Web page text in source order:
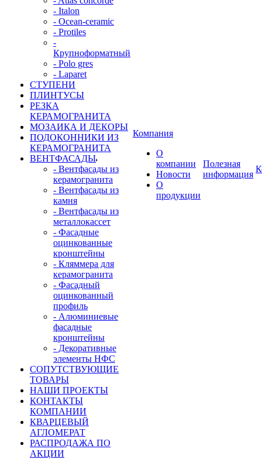
- Italon
- Ocean-ceramic
- Protiles
-
Крупноформатный
- Polo gres
- Laparet
СТУПЕНИ
ПЛИНТУСЫ
РЕЗКА
КЕРАМОГРАНИТА
МОЗАИКА И ДЕКОРЫ
ПОДОКОННИКИ ИЗ
КЕРАМОГРАНИТА
ВЕНТФАСАДЫ
- Вентфасады из
керамогранита
- Вентфасады из
камня
- Вентфасады из
металлокассет
- Фасадные
оцинкованные
кронштейны
- Кляммера для
керамогранита
- Фасадный
оцинкованный
профиль
- Алюминиевые
фасадные
кронштейны
- Декоративные
элементы НФС
СОПУТСТВУЮЩИЕ
ТОВАРЫ
НАШИ ПРОЕКТЫ
КОНТАКТЫ
КОМПАНИИ
КВАРЦЕВЫЙ
АГЛОМЕРАТ
РАСПРОДАЖА ПО
АКЦИИ
Компания
О
компании
Новости
О
продукции
Полезная
информация